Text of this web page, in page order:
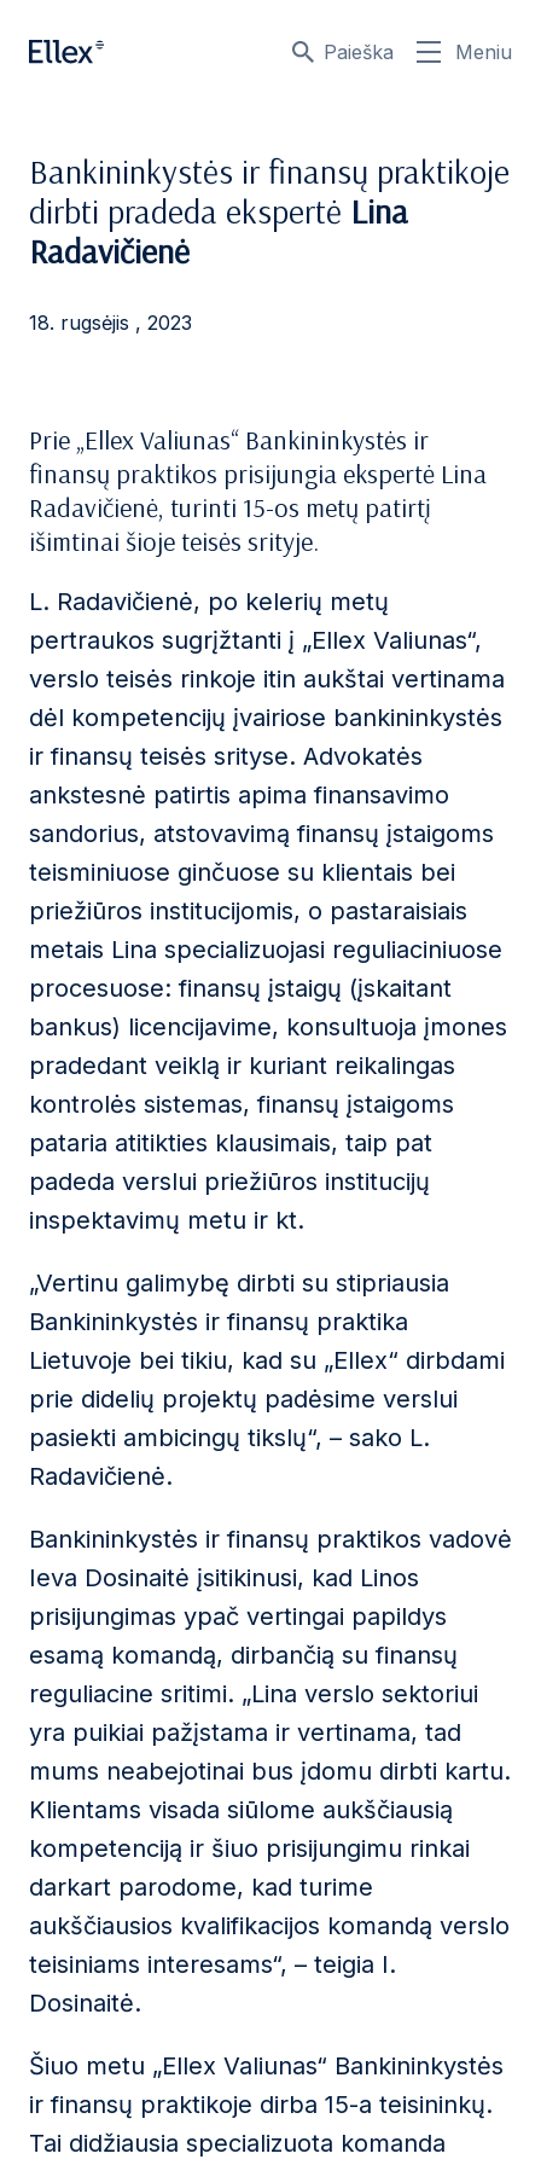
Paieška Meniu
Bankininkystės ir finansų praktikoje
dirbti pradeda ekspertė Lina
Radavičienė
18. rugsėjis , 2023
Prie „Ellex Valiunas“ Bankininkystės ir
finansų praktikos prisijungia ekspertė Lina
Radavičienė, turinti 15-os metų patirtį
išimtinai šioje teisės srityje.
L. Radavičienė, po kelerių metų
pertraukos sugrįžtanti į „Ellex Valiunas“,
verslo teisės rinkoje itin aukštai vertinama
dėl kompetencijų įvairiose bankininkystės
ir finansų teisės srityse. Advokatės
ankstesnė patirtis apima finansavimo
sandorius, atstovavimą finansų įstaigoms
teisminiuose ginčuose su klientais bei
priežiūros institucijomis, o pastaraisiais
metais Lina specializuojasi reguliaciniuose
procesuose: finansų įstaigų (įskaitant
bankus) licencijavime, konsultuoja įmones
pradedant veiklą ir kuriant reikalingas
kontrolės sistemas, finansų įstaigoms
pataria atitikties klausimais, taip pat
padeda verslui priežiūros institucijų
inspektavimų metu ir kt.
„Vertinu galimybę dirbti su stipriausia
Bankininkystės ir finansų praktika
Lietuvoje bei tikiu, kad su „Ellex“ dirbdami
prie didelių projektų padėsime verslui
pasiekti ambicingų tikslų“, – sako L.
Radavičienė.
Bankininkystės ir finansų praktikos vadovė
Ieva Dosinaitė įsitikinusi, kad Linos
prisijungimas ypač vertingai papildys
esamą komandą, dirbančią su finansų
reguliacine sritimi. „Lina verslo sektoriui
yra puikiai pažįstama ir vertinama, tad
mums neabejotinai bus įdomu dirbti kartu.
Klientams visada siūlome aukščiausią
kompetenciją ir šiuo prisijungimu rinkai
darkart parodome, kad turime
aukščiausios kvalifikacijos komandą verslo
teisiniams interesams“, – teigia I.
Dosinaitė.
Šiuo metu „Ellex Valiunas“ Bankininkystės
ir finansų praktikoje dirba 15-a teisininkų.
Tai didžiausia specializuota komanda